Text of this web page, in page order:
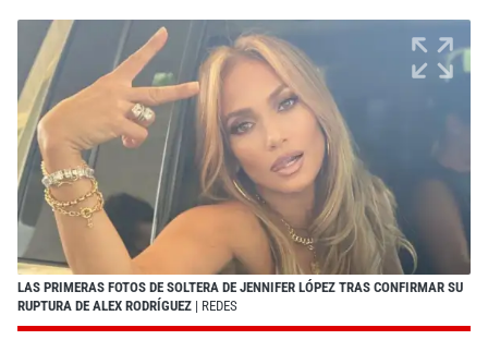
LAS PRIMERAS FOTOS DE SOLTERA DE JENNIFER LÓPEZ TRAS CONFIRMAR SU
RUPTURA DE ALEX RODRÍGUEZ | REDES